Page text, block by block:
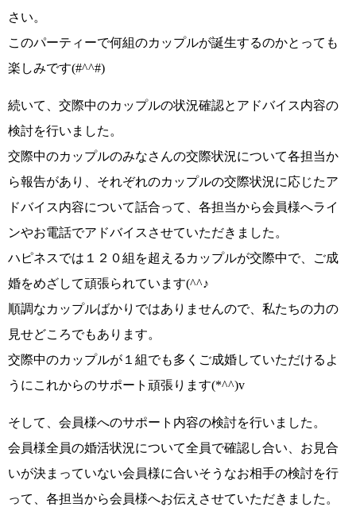
さい。
このパーティーで何組のカップルが誕生するのかとっても
楽しみです(#^^#)
続いて、 交際中のカップルの状況確認とアドバイス内容の
検討を行いました。
交際中のカップルのみなさんの交際状況について各担当か
ら報告があり、 それぞれのカップルの交際状況に応じたア
ドバイス内容について話合って、各担当から会員様へライ
ンやお電話でアドバイスさせていただきました。
ハピネスでは １２０組を超えるカップルが交際中で、ご成
婚をめざして頑張られています(^^♪
順調なカップルばかりではありませんので、私たちの力の
見せどころでもあります。
交際中のカップルが １組でも多くご成婚していただけるよ
うに これからのサポート頑張ります(*^^)v
そして、 会員様へのサポート内容の検討を行いました。
会員様全員の婚活状況について全員で確認し合い、 お見合
いが決まっていない会員様に合いそうなお相手の検討を行
って、各担当から会員様へお伝えさせていただきました。